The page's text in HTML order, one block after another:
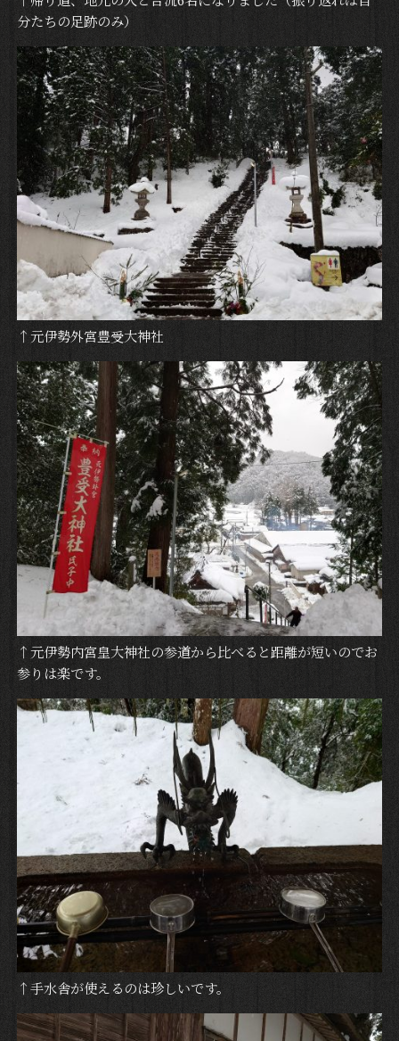
分たちの足跡のみ）
↑元伊勢外宮豊受大神社
↑元伊勢内宮皇大神社の参道から比べると距離が短いのでお
参りは楽です。
↑手水舎が使えるのは珍しいです。